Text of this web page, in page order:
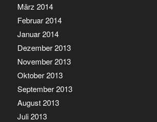
März 2014
Februar 2014
Januar 2014
Dezember 2013
November 2013
Oktober 2013
September 2013
August 2013
Juli 2013